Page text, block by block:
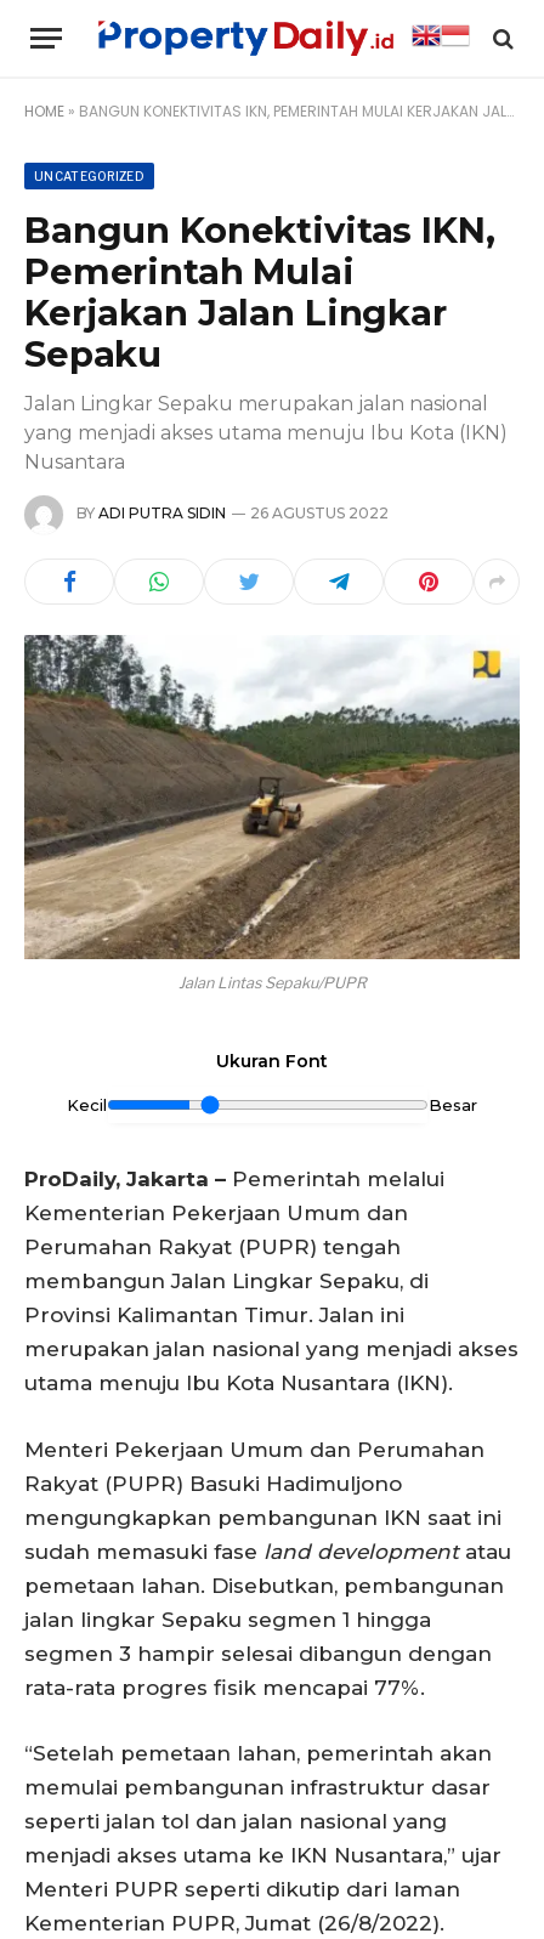
HOME » BANGUN KONEKTIVITAS IKN, PEMERINTAH MULAI KERJAKAN JALAN LINGKAR SEPAKU
UNCATEGORIZED
Bangun Konektivitas IKN,
Pemerintah Mulai
Kerjakan Jalan Lingkar
Sepaku
Jalan Lingkar Sepaku merupakan jalan nasional
yang menjadi akses utama menuju Ibu Kota (IKN)
Nusantara
BY ADI PUTRA SIDIN 26 AGUSTUS 2022
Jalan Lintas Sepaku/PUPR
Ukuran Font
Kecil Besar
ProDaily, Jakarta – Pemerintah melalui
Kementerian Pekerjaan Umum dan
Perumahan Rakyat (PUPR) tengah
membangun Jalan Lingkar Sepaku, di
Provinsi Kalimantan Timur. Jalan ini
merupakan jalan nasional yang menjadi akses
utama menuju Ibu Kota Nusantara (IKN).
Menteri Pekerjaan Umum dan Perumahan
Rakyat (PUPR) Basuki Hadimuljono
mengungkapkan pembangunan IKN saat ini
sudah memasuki fase land developmentatau
pemetaan lahan. Disebutkan, pembangunan
jalan lingkar Sepaku segmen 1 hingga
segmen 3 hampir selesai dibangun dengan
rata-rata progres fisik mencapai 77%.
“Setelah pemetaan lahan, pemerintah akan
memulai pembangunan infrastruktur dasar
seperti jalan tol dan jalan nasional yang
menjadi akses utama ke IKN Nusantara,” ujar
Menteri PUPR seperti dikutip dari laman
Kementerian PUPR, Jumat (26/8/2022).